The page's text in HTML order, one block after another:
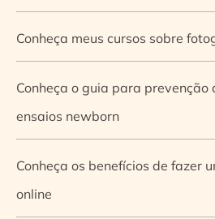
Conheça meus cursos sobre
Conheça o guia para prevenção
ensaios newborn
Conheça os benefícios de fazer
online